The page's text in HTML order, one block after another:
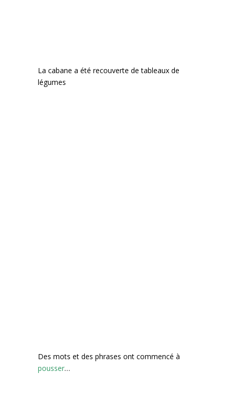
La cabane a été recouverte de tableaux de
légumes
Des mots et des phrases ont commencé à
pousser…